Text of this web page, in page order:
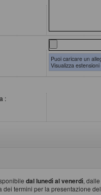
Puoi caricare un
Visualizza
:
dal lunedì al venerdì, dalle
dei termini per la presentazione